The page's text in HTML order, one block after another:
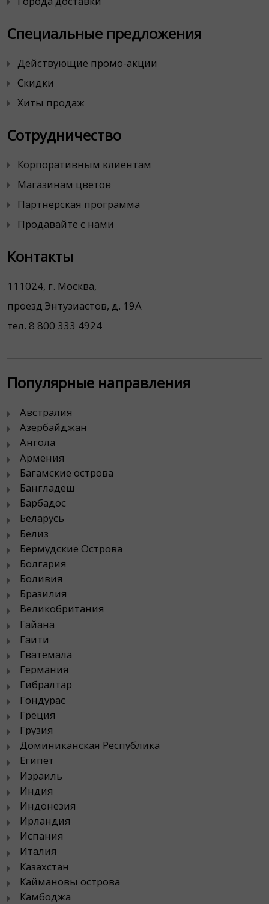
Специальные предложения
Действующие промо-акции
Скидки
Хиты продаж
Сотрудничество
Корпоративным клиентам
Магазинам цветов
Партнерская программа
Продавайте с нами
Контакты
111024, г. Москва,
проезд Энтузиастов, д. 19А
тел. 8 800 333 4924
Популярные направления
Австралия
Азербайджан
Ангола
Армения
Багамские острова
Бангладеш
Барбадос
Беларусь
Белиз
Бермудские Острова
Болгария
Боливия
Бразилия
Великобритания
Гайана
Гаити
Гватемала
Германия
Гибралтар
Гондурас
Греция
Грузия
Доминиканская Республика
Египет
Израиль
Индия
Индонезия
Ирландия
Испания
Италия
Казахстан
Каймановы острова
Камбоджа